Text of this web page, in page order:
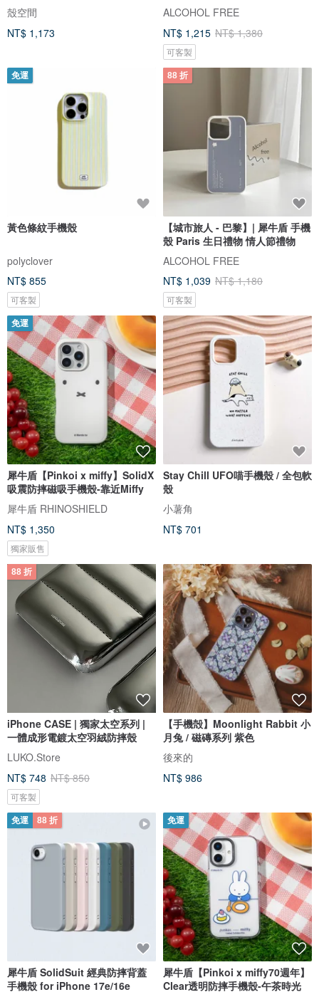
殼空間
NT$ 1,173
ALCOHOL FREE
NT$ 1,215 NT$ 1,380
可客製
免運
黃色條紋手機殼
polyclover
NT$ 855
可客製
88 折
【城市旅人 - 巴黎】| 犀牛盾 手機
殼 Paris 生日禮物 情人節禮物
ALCOHOL FREE
NT$ 1,039 NT$ 1,180
可客製
免運
犀牛盾【Pinkoi x miffy】SolidX
吸震防摔磁吸手機殼-靠近Miffy
犀牛盾 RHINOSHIELD
NT$ 1,350
獨家販售
Stay Chill UFO喵手機殼 / 全包軟
殼
小薯角
NT$ 701
88 折
iPhone CASE | 獨家太空系列 |
一體成形電鍍太空羽絨防摔殼
LUKO.Store
NT$ 748 NT$ 850
可客製
【手機殻】Moonlight Rabbit 小
月兔 / 磁磚系列 紫色
後來的
NT$ 986
免運 88 折
犀牛盾 SolidSuit 經典防摔背蓋
手機殼 for iPhone 17e/16e
免運
犀牛盾【Pinkoi x miffy70週年】
Clear透明防摔手機殼-午茶時光